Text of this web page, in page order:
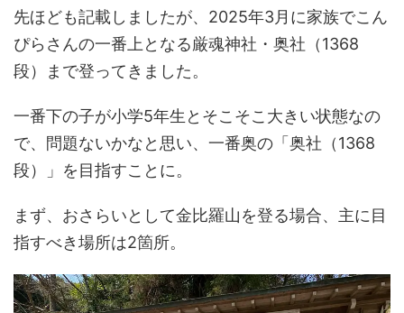
先ほども記載しましたが、2025年3月に家族でこん
ぴらさんの一番上となる厳魂神社・奥社（1368
段）まで登ってきました。
一番下の子が小学5年生とそこそこ大きい状態なの
で、問題ないかなと思い、一番奥の「奥社（1368
段）」を目指すことに。
まず、おさらいとして金比羅山を登る場合、主に目
指すべき場所は2箇所。